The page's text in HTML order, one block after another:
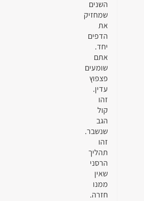
השנים
שמחזיק
את
הדפים
יחד.
אתם
שומעים
פצפוץ
עדין.
זהו
קול
הגב
שנשבר.
זהו
תהליך
הרסני
שאין
ממנו
חזרה.